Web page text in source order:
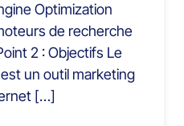
Optimization
de recherche
2 : Objectifs Le
un outil marketing
[…]